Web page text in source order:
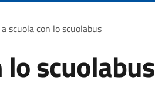
scuola con lo scuolabus
lo scuolabus